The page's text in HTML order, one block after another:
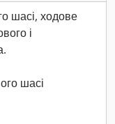
шасі, ходове
і
шасі